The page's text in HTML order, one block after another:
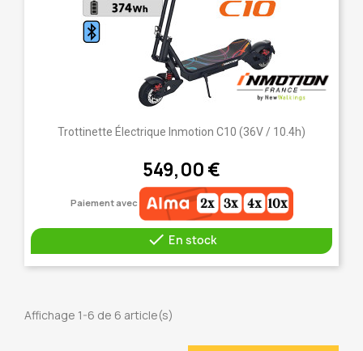
Trottinette Électrique Inmotion C10 (36V / 10.4h)
549,00 €
Paiement avec
 En stock
Affichage 1-6 de 6 article(s)